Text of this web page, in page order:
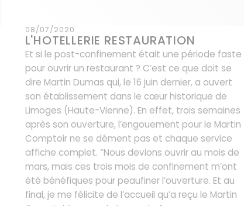
08/07/2020
L'HOTELLERIE RESTAURATION
Et si le post-confinement était une période faste
pour ouvrir un restaurant ? C’est ce que doit se
dire Martin Dumas qui, le 16 juin dernier, a ouvert
son établissement dans le cœur historique de
Limoges (Haute-Vienne). En effet, trois semaines
après son ouverture, l’engouement pour le Martin
Comptoir ne se dément pas et chaque service
affiche complet. “Nous devions ouvrir au mois de
mars, mais ces trois mois de confinement m’ont
été bénéfiques pour peaufiner l’ouverture. Et au
final, je me félicite de l’accueil qu’a reçu le Martin